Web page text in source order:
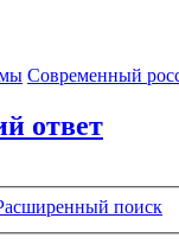
Современный
ответ
поиск